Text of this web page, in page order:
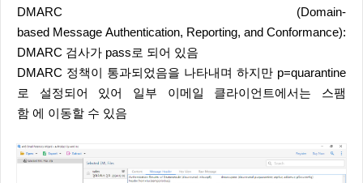
DMARC (Domain-
based Message Authentication, Reporting, and Conformance):
DMARC 검사가 pass로 되어 있음
DMARC 정책이 통과되었음을 나타내며 하지만 p=quarantine
로 설정되어 있어 일부 이메일 클라이언트에서는 스팸
함 에 이동할 수 있음